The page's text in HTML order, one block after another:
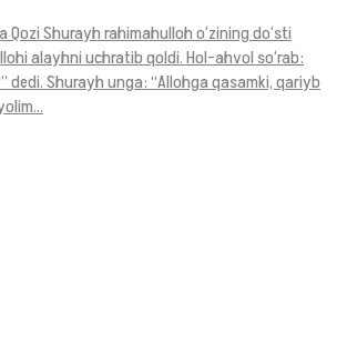
Qozi Shurayh rahimahulloh o‘zining do‘sti
alayhni uchratib qoldi. Hol-ahvol so‘rab:
dedi. Shurayh unga: “Allohga qasamki, qariyb